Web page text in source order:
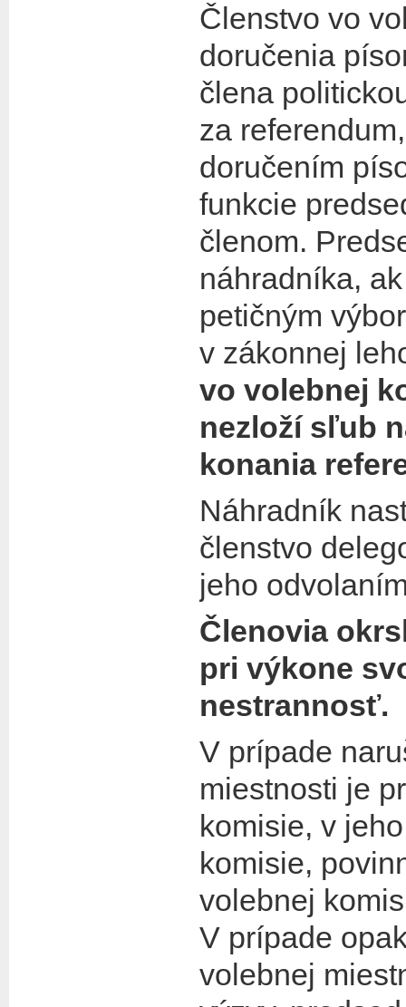
Členstvo vo
doručenia
člena
za
doručením
funkcie
členom.
náhradníka,
petičným
v zákonnej
vo volebnej
nezloží sľub
konania
Náhradník
členstvo
jeho
Členovia
pri výkone
nestrannosť.
V prípade
miestnosti je
komisie, v
komisie,
volebnej
V prípade
volebnej